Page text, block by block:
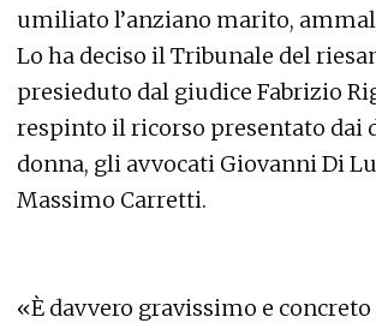
umiliato l’anziano marito,
Lo ha deciso il Tribunale del
presieduto dal giudice Fabrizio
respinto il ricorso presentato dai
donna, gli avvocati Giovanni Di
Massimo Carretti.
«È davvero gravissimo e